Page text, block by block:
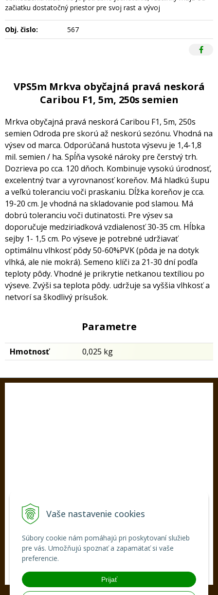
Vaše nastavenie cookies
Súbory cookie nám pomáhajú pri poskytovaní služieb
pre vás. Umožňujú spoznať a zapamätať si vaše
preferencie.
Prijať
začiatku dostatočný priestor pre svoj rast a vývoj
Obj. čislo: 567
VPS5m Mrkva obyčajná pravá neskorá
Caribou F1, 5m, 250s semien
Mrkva obyčajná pravá neskorá Caribou F1, 5m, 250s
semien Odroda pre skorú až neskorú sezónu. Vhodná na
výsev od marca. Odporúčaná hustota výsevu je 1,4-1,8
mil. semien / ha. Spĺňa vysoké nároky pre čerstvý trh.
Dozrieva po cca. 120 dňoch. Kombinuje vysokú úrodnosť,
excelentný tvar a vyrovnanosť koreňov. Má hladkú šupu
a veľkú toleranciu voči praskaniu. Dĺžka koreňov je cca.
19-20 cm. Je vhodná na skladovanie pod slamou. Má
dobrú toleranciu voči dutinatosti. Pre výsev sa
doporučuje medziriadková vzdialenosť 30-35 cm. Hĺbka
sejby 1- 1,5 cm. Po výseve je potrebné udržiavať
optimálnu vlhkosť pôdy 50-60%PVK (pôda je na dotyk
vlhká, ale nie mokrá). Semeno klíči za 21-30 dní podľa
teploty pôdy. Vhodné je prikrytie netkanou textíliou po
výseve. Zvýši sa teplota pôdy. udržuje sa vyššia vlhkosť a
netvorí sa škodlivý prísušok.
Parametre
Hmotnosť 0,025 kg
VŠETKO O NÁKUPE
Obchodné podmienky